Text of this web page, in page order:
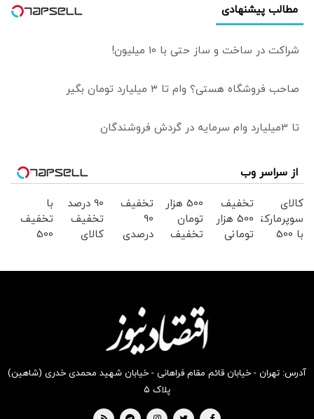
توافق پایداری بین
ایران و آمریکا شکل
مطالب پیشنهادی
شراکت در ساخت و ساز حتی با 10 میلیون!
صاحب فروشگاه هستی؟ وام تا ۳ میلیارد تومان بگیر
تا 3میلیارد وام سرمایه در گردش فروشندگان
از سراسر وب
کالای
سوپرمارکتی
با 500
تخفیف
500 هزار
تومانی
500 هزار
تومان
تخفیف
تخفیف
90
درصدی
90 درصد
تخفیف
کالای
با
تخفیف
500
آدرس: تهران - خیابان قائم مقام فراهانی - خیابان شهید محمدی خدری (شاهین)
پلاک ۵